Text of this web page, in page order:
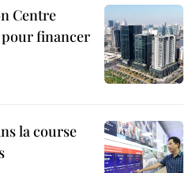
Centre
financer
la course